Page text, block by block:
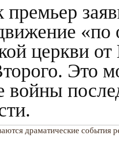
премьер
церкви
Это
войны